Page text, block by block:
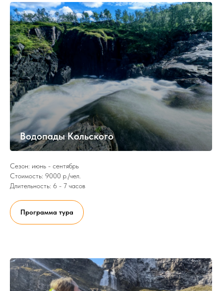
Водопады Кольского
Сезон: июнь - сентябрь
Стоимость: 9000 р./чел.
Длительность: 6 - 7 часов
Программа тура